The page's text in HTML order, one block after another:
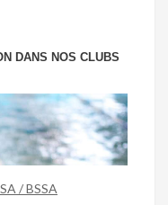
DANS NOS CLUBS
/ BSSA